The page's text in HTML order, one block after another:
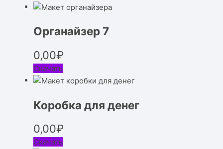
Органайзер 7
0,00₽
Скачать
Коробка для денег
0,00₽
Скачать